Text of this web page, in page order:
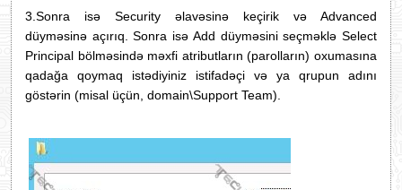
3.Sonra isə Security əlavəsinə keçirik və Advanced
düyməsinə açırıq. Sonra isə Add düyməsini seçməklə Select
Principal bölməsində məxfi atributların (parolların) oxumasına
qadağa qoymaq istədiyiniz istifadəçi və ya qrupun adını
göstərin (misal üçün, domain\Support Team).